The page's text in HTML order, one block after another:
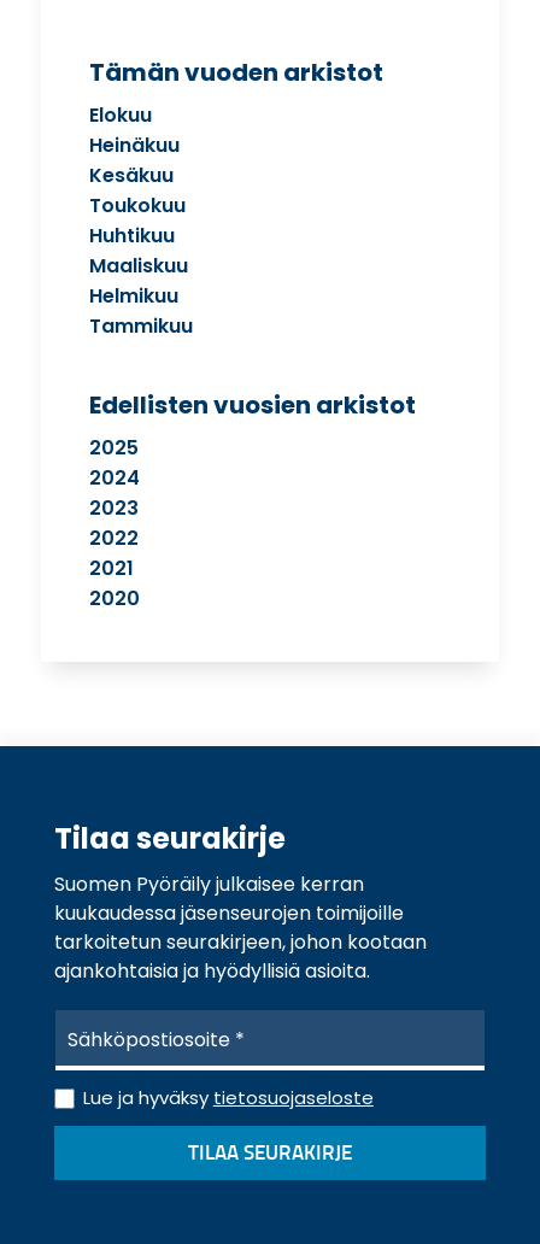
Tämän vuoden arkistot
Elokuu
Heinäkuu
Kesäkuu
Toukokuu
Huhtikuu
Maaliskuu
Helmikuu
Tammikuu
Edellisten vuosien arkistot
2025
2024
2023
2022
2021
2020
Tilaa seurakirje
Suomen Pyöräily julkaisee kerran
kuukaudessa jäsenseurojen toimijoille
tarkoitetun seurakirjeen, johon kootaan
ajankohtaisia ja hyödyllisiä asioita.
h
k
ö
s
T
i
o
Lue ja hyväksy tietosuojaseloste
TILAA SEURAKIRJE